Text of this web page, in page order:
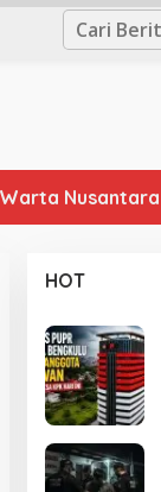
Warta Nusantara
HOT